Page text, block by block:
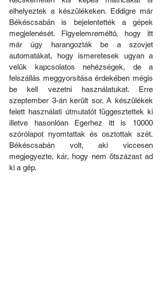
elhelyeztek a készülékeken. Eddigre már
Békéscsabán is bejelentették a gépek
megjelenését. Figyelemreméltó, hogy itt
már úgy harangozták be a szovjet
automatákat, hogy ismeretesek ugyan a
velük kapcsolatos nehézségek, de a
felszállás meggyorsítása érdekében mégis
be kell vezetni használatukat. Erre
szeptember 3-án került sor. A készülékek
felett használati útmutatót függesztettek ki
illetve hasonlóan Egerhez itt is 10000
szórólapot nyomtattak és osztottak szét.
Békéscsabán volt, aki viccesen
megjegyezte, kár, hogy nem ötszázast ad
ki a gép.